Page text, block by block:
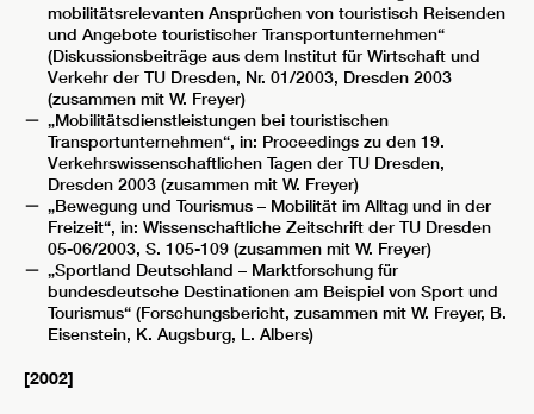
mobilitätsrelevanten Ansprüchen von touristisch Reisenden
und Angebote touristischer Transportunternehmen“
(Diskussionsbeiträge aus dem Institut für Wirtschaft und
Verkehr der TU Dresden, Nr. 01/2003, Dresden 2003
(zusammen mit W. Freyer)
„Mobilitätsdienstleistungen bei touristischen
Transportunternehmen“, in: Proceedings zu den 19.
Verkehrswissenschaftlichen Tagen der TU Dresden,
Dresden 2003 (zusammen mit W. Freyer)
„Bewegung und Tourismus – Mobilität im Alltag und in der
Freizeit“, in: Wissenschaftliche Zeitschrift der TU Dresden
05-06/2003, S. 105-109 (zusammen mit W. Freyer)
„Sportland Deutschland – Marktforschung für
bundesdeutsche Destinationen am Beispiel von Sport und
Tourismus“ (Forschungsbericht, zusammen mit W. Freyer, B.
Eisenstein, K. Augsburg, L. Albers)
[2002]